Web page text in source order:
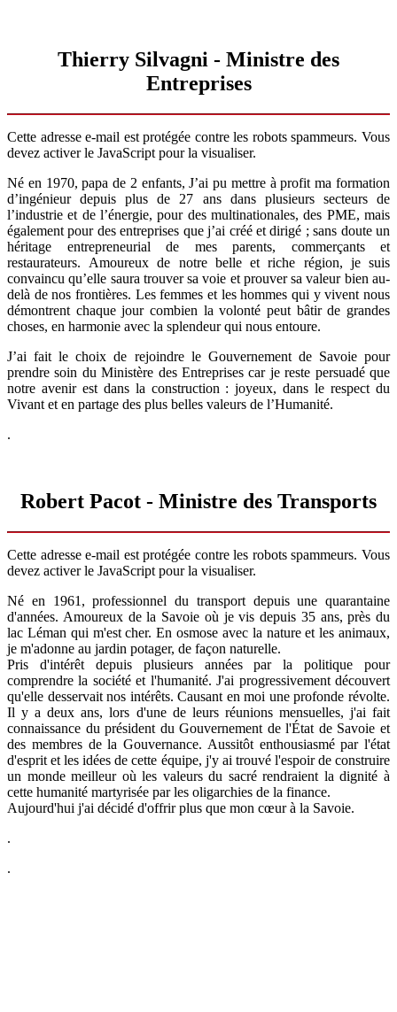
Thierry Silvagni - Ministre des
Entreprises
Cette adresse e-mail est protégée contre les robots spammeurs. Vous
devez activer le JavaScript pour la visualiser.
Né en 1970, papa de 2 enfants, J’ai pu mettre à profit ma formation
d’ingénieur depuis plus de 27 ans dans plusieurs secteurs de
l’industrie et de l’énergie, pour des multinationales, des PME, mais
également pour des entreprises que j’ai créé et dirigé ; sans doute un
héritage entrepreneurial de mes parents, commerçants et
restaurateurs. Amoureux de notre belle et riche région, je suis
convaincu qu’elle saura trouver sa voie et prouver sa valeur bien au-
delà de nos frontières. Les femmes et les hommes qui y vivent nous
démontrent chaque jour combien la volonté peut bâtir de grandes
choses, en harmonie avec la splendeur qui nous entoure.
J’ai fait le choix de rejoindre le Gouvernement de Savoie pour
prendre soin du Ministère des Entreprises car je reste persuadé que
notre avenir est dans la construction : joyeux, dans le respect du
Vivant et en partage des plus belles valeurs de l’Humanité.
.
Robert Pacot - Ministre des Transports
Cette adresse e-mail est protégée contre les robots spammeurs. Vous
devez activer le JavaScript pour la visualiser.
Né en 1961, professionnel du transport depuis une quarantaine
d'années. Amoureux de la Savoie où je vis depuis 35 ans, près du
lac Léman qui m'est cher. En osmose avec la nature et les animaux,
je m'adonne au jardin potager, de façon naturelle.
Pris d'intérêt depuis plusieurs années par la politique pour
comprendre la société et l'humanité. J'ai progressivement découvert
qu'elle desservait nos intérêts. Causant en moi une profonde révolte.
Il y a deux ans, lors d'une de leurs réunions mensuelles, j'ai fait
connaissance du président du Gouvernement de l'État de Savoie et
des membres de la Gouvernance. Aussitôt enthousiasmé par l'état
d'esprit et les idées de cette équipe, j'y ai trouvé l'espoir de construire
un monde meilleur où les valeurs du sacré rendraient la dignité à
cette humanité martyrisée par les oligarchies de la finance.
Aujourd'hui j'ai décidé d'offrir plus que mon cœur à la Savoie.
.
.